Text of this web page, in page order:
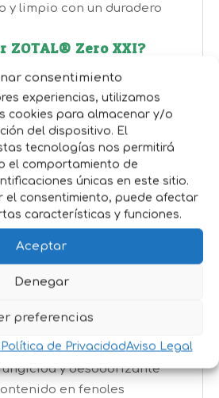
consentimiento
experiencias, utilizamos
cookies para almacenar y/o
del dispositivo. El
tecnologías nos permitirá
el comportamiento de
únicas en este sitio.
el consentimiento, puede afectar
características y funciones.
Aceptar
Denegar
preferencias
Política de PrivacidadAviso Legal
y limpio con un duradero
ZOTAL® Zero XXI?
Mezclar al 5% en
5 litros de agua).
Puede utilizarse
baldeos, frotamiento
remojo o
Ideal para la
suelos, paredes y
espacios que requieran una
y eliminación de
Desinfectante
XXI
y desodorizante
en fenoles